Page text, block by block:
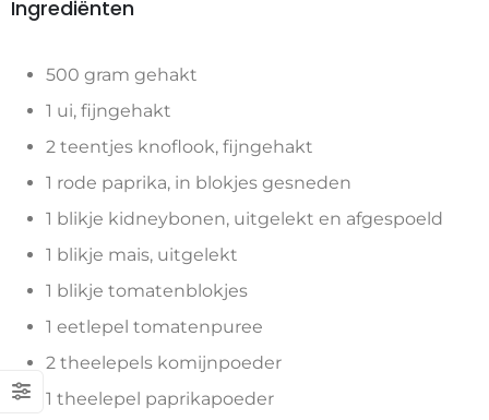
Ingrediënten
500 gram gehakt
1 ui, fijngehakt
2 teentjes knoflook, fijngehakt
1 rode paprika, in blokjes gesneden
1 blikje kidneybonen, uitgelekt en afgespoeld
1 blikje mais, uitgelekt
1 blikje tomatenblokjes
1 eetlepel tomatenpuree
2 theelepels komijnpoeder
1 theelepel paprikapoeder